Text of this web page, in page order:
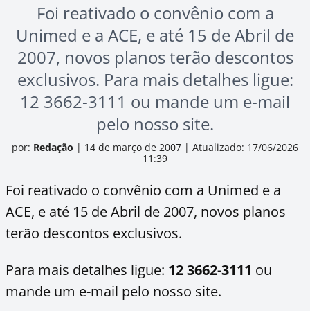
Foi reativado o convênio com a
Unimed e a ACE, e até 15 de Abril de
2007, novos planos terão descontos
exclusivos. Para mais detalhes ligue:
12 3662-3111 ou mande um e-mail
pelo nosso site.
por: Redação | 14 de março de 2007 | Atualizado: 17/06/2026
11:39
Foi reativado o convênio com a Unimed e a
ACE, e até 15 de Abril de 2007, novos planos
terão descontos exclusivos.
Para mais detalhes ligue: 12 3662-3111 ou
mande um e-mail pelo nosso site.